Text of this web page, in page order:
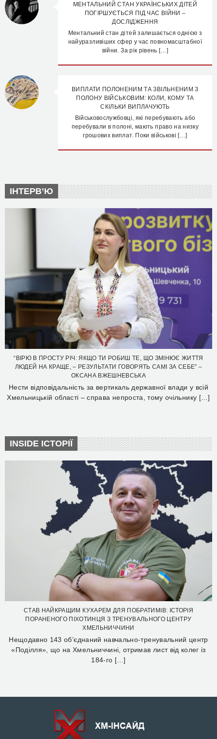
МЕНТАЛЬНИЙ СТАН УКРАЇНСЬКИХ ДІТЕЙ
ПОГІРШУЄТЬСЯ ПІД ЧАС ВІЙНИ –
ДОСЛІДЖЕННЯ
Ментальний стан дітей залишається однією з
найуразливіших сфер у час повномасштабної
війни. За рік рівень […]
ВИПЛАТИ ПОЛОНЕНИМ ТА ЗВІЛЬНЕНИМ З
ПОЛОНУ ВІЙСЬКОВИМ: КОЛИ, КОМУ ТА
СКІЛЬКИ ВИПЛАЧУЮТЬ
Військовослужбовці, які перебувають або
перебували в полоні, мають право на низку
грошових виплат. Поки військові […]
ІНТЕРВ’Ю
“ВІРЮ В ПРОСТУ РІЧ: ЯКЩО ТИ РОБИШ ТЕ, ЩО ЗМІНЮЄ ЖИТТЯ
ЛЮДЕЙ НА КРАЩЕ, – РЕЗУЛЬТАТИ ГОВОРЯТЬ САМІ ЗА СЕБЕ” –
ОКСАНА ВЖЕШНЕВСЬКА
Нести відповідальність за вертикаль державної влади у всій
Хмельницькій області – справа непроста, тому очільнику […]
INSIDE ІСТОРІЇ
СТАВ НАЙКРАЩИМ КУХАРЕМ ДЛЯ ПОБРАТИМІВ: ІСТОРІЯ
ПОРАНЕНОГО ПІХОТИНЦЯ З ТРЕНУВАЛЬНОГО ЦЕНТРУ
ХМЕЛЬНИЧЧИНИ
Нещодавно 143 об’єднаний навчально-тренувальний центр
«Поділля», що на Хмельниччині, отримав лист від колег із
184-го […]